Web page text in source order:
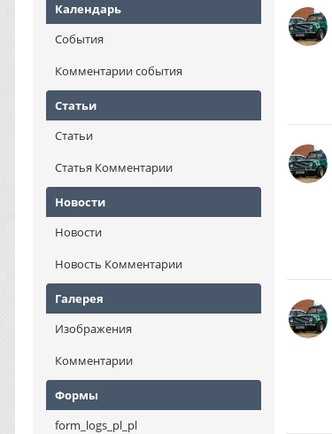
Календарь
События
Комментарии события
Статьи
Статьи
Статья Комментарии
Новости
Новости
Новость Комментарии
Галерея
Изображения
Комментарии
Формы
form_logs_pl_pl